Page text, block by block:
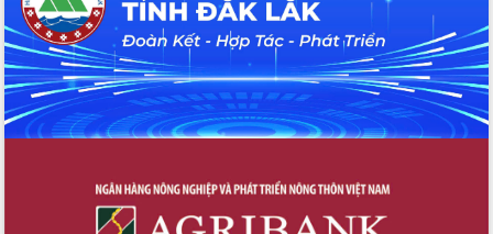
2026-2031
Đảm bảo cuộc bầu cử đại biểu Quốc
hội và đại biểu HĐND các cấp diễn ra
an toàn, hiệu quả, đúng quy định
Thủ tướng Chính phủ Phạm Minh Chính
kiểm tra, chỉ đạo hoàn thành các dự
Sôi nổi Hội đua ngựa truyền thống Gò
Thì Thùng mừng Xuân Bính Ngọ 2026